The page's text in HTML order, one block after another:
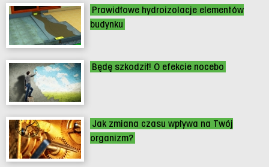
Prawidłowe hydroizolacje elementów
budynku
Będę szkodził! O efekcie nocebo
Jak zmiana czasu wpływa na Twój
organizm?